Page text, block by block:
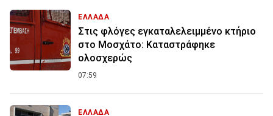
ΕΛΛΑΔΑ
Στις φλόγες εγκαταλελειμμένο κτήριο
στο Μοσχάτο: Καταστράφηκε
ολοσχερώς
07:59
ΕΛΛΑΔΑ